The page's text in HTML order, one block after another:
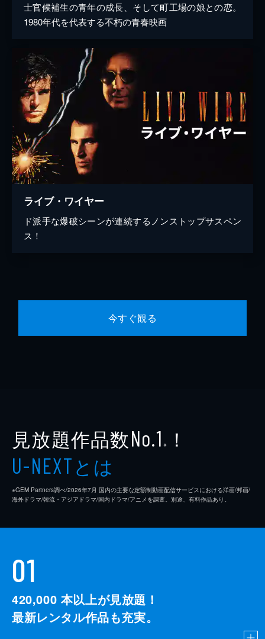
士官候補生の青年の成長、そして町工場の娘との恋。
1980年代を代表する不朽の青春映画
ライブ・ワイヤー
ド派手な爆破シーンが連続するノンストップサスペン
ス！
今すぐ観る
見放題作品数No.1 ※ ！
U-NEXTとは
※GEM Partners調べ/2026年7⽉ 国内の主要な定額制動画配信サービスにおける洋画/邦画/
海外ドラマ/韓流・アジアドラマ/国内ドラマ/アニメを調査。別途、有料作品あり。
01
420,000 本以上が見放題！
最新レンタル作品も充実。